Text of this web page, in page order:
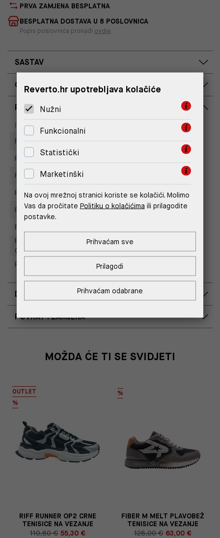
PRVA ZAMJENA BESPLATNA
BESPLATNA DOSTAVA U 8 POSLOVNICA
Popis poslovnica pronađi ovdje
SASTAV
OPIS PROIZVODA
RASPOLOŽIVOST PO POSLOVNICAMA
Poslovnica
Na upit
Replay Store, City Center One
Replay Store, Joker Centar
Replay store, Tower Centar
Replay store, Arena centar
Replay Store, Mall of Split
Replay Store, Supernova Zadar
Replay Outlet Store, Designer
Outlet Croatia
Replay Outlet Store, Split
DOSTAVA
POVRAT I ZAMJENA
MOŽDA ĆE TI SE SVIDJETI
OUTLET
%
RIFF RUNNER OP2 CRNE
TENISICE NA VEZANJE
110,60 € 55,30 €
%
FIBER M MELT PLAVOBEŽ
TENISICE NA VEZANJE
126,00 € 63,00 €
Reverto.hr upotrebljava kolačiće
Nužni
Funkcionalni
Statistički
Marketinški
Na ovoj mrežnoj stranici koriste se kolačići. Molimo
Vas da pročitate Politiku o kolačićima ili prilagodite
postavke.
Prihvaćam odabrane
Prilagodi
Prihvaćam sve